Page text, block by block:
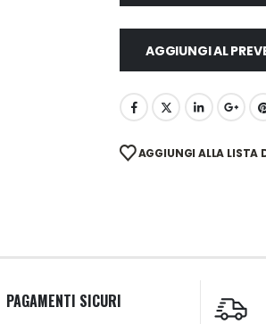
AGGIUNGI AL
AGGIUNGI ALLA LISTA
PAGAMENTI SICURI